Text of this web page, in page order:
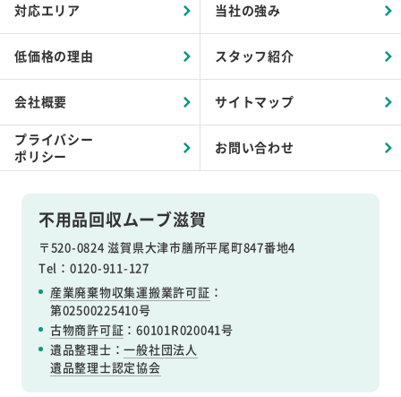
不用品回収ムーブ滋賀
〒520-0824 滋賀県大津市膳所平尾町847番地4
Tel：0120-911-127
産業廃棄物収集運搬業許可証 ：
第02500225410号
古物商許可証 ：60101R020041号
遺品整理士：一般社団法人
遺品整理士認定協会
対応エリア 当社の強み
低価格の理由 スタッフ紹介
会社概要 サイトマップ
プライバシー
ポリシー
お問い合わせ